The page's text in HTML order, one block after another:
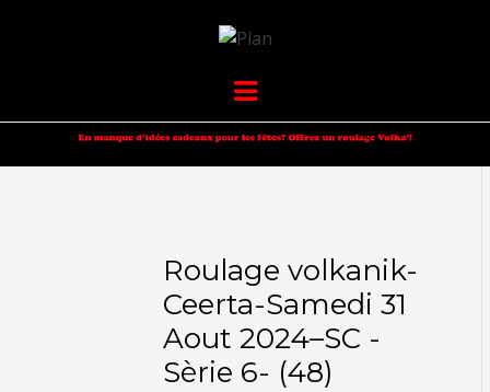
VOLKANIK-
ENDURANCE
Menu
Roulage volkanik-
Ceerta-Samedi 31
Aout 2024–SC -
Sèrie 6- (48)